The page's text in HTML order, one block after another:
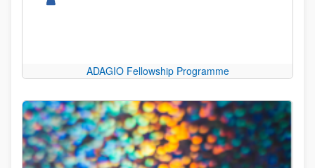
ADAGIO Fellowship Programme